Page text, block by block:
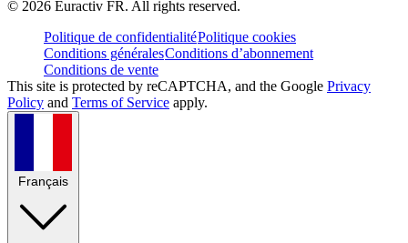
© 2026 Euractiv FR. All rights reserved.
Politique de confidentialitéPolitique cookies
Conditions généralesConditions d’abonnement
Conditions de vente
This site is protected by reCAPTCHA, and the Google Privacy
Policy and Terms of Service apply.
Français